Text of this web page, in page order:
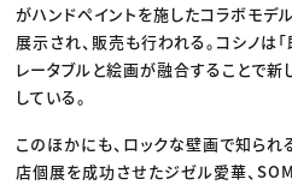
がハンドペイントを施したコラボモデ
展示され、販売も行われる。コシノは
レータブルと絵画が融合することで新
している。
このほかにも、ロックな壁画で知ら
店個展を成功させたジゼル愛華、